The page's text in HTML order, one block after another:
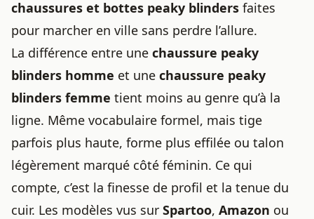
chaussures et bottes peaky blinders faites
pour marcher en ville sans perdre l’allure.
La différence entre une chaussure peaky
blinders homme et une chaussure peaky
blinders femme tient moins au genre qu’à la
ligne. Même vocabulaire formel, mais tige
parfois plus haute, forme plus effilée ou talon
légèrement marqué côté féminin. Ce qui
compte, c’est la finesse de profil et la tenue du
cuir. Les modèles vus sur Spartoo, Amazon ou